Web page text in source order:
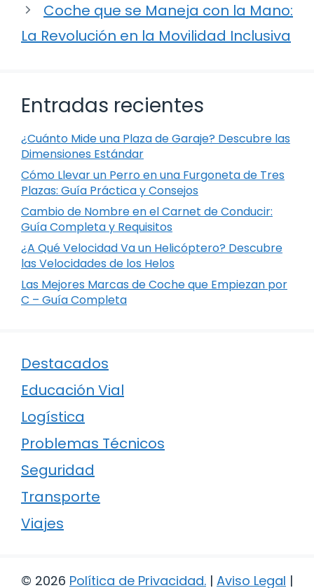
Coche que se Maneja con la Mano:
La Revolución en la Movilidad Inclusiva
Entradas recientes
¿Cuánto Mide una Plaza de Garaje? Descubre las
Dimensiones Estándar
Cómo Llevar un Perro en una Furgoneta de Tres
Plazas: Guía Práctica y Consejos
Cambio de Nombre en el Carnet de Conducir:
Guía Completa y Requisitos
¿A Qué Velocidad Va un Helicóptero? Descubre
las Velocidades de los Helos
Las Mejores Marcas de Coche que Empiezan por
C – Guía Completa
Destacados
Educación Vial
Logística
Problemas Técnicos
Seguridad
Transporte
Viajes
© 2026 Política de Privacidad. | Aviso Legal |